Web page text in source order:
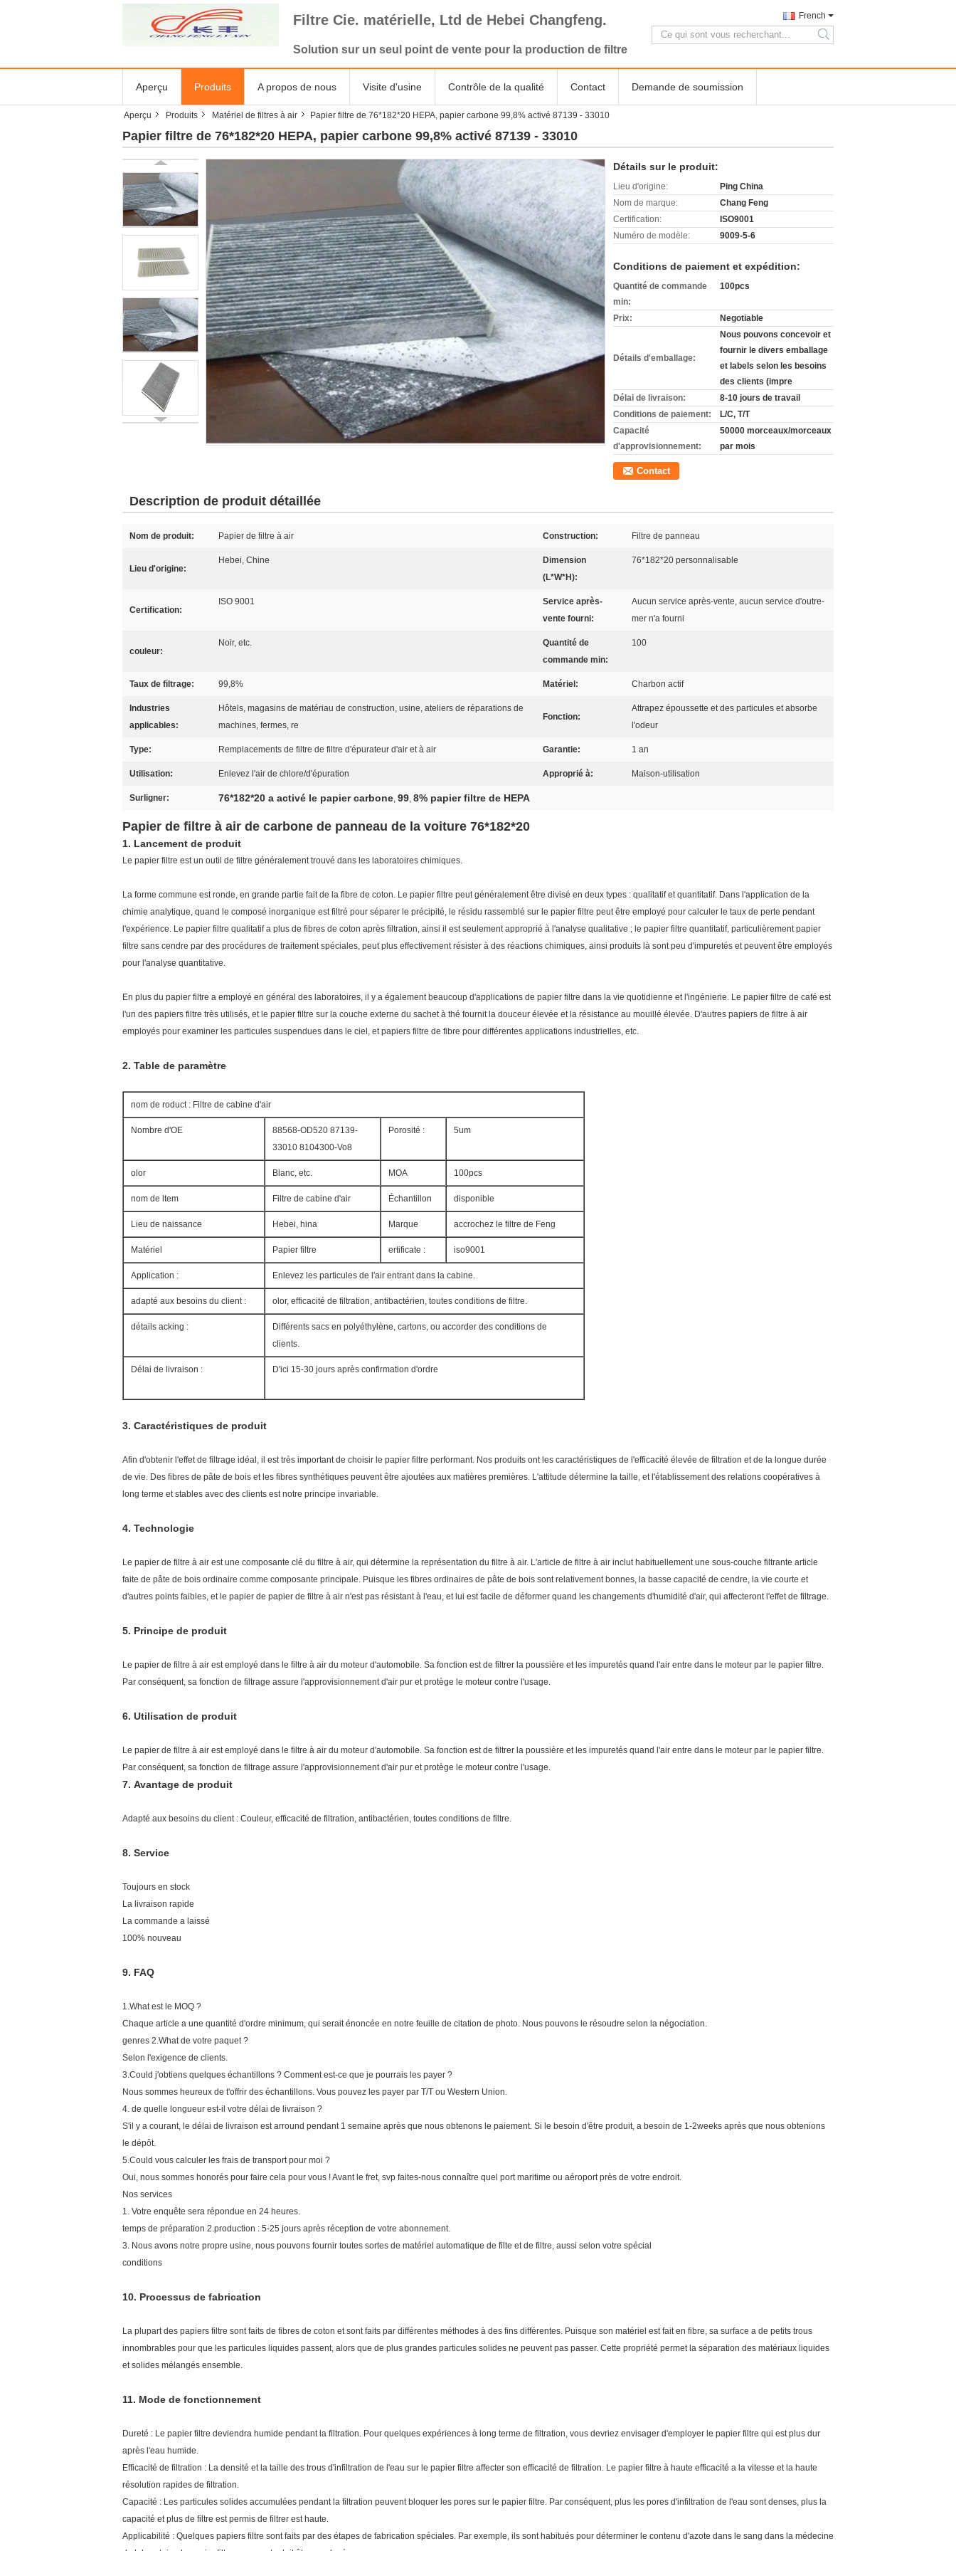
Filtre Cie. matérielle, Ltd de Hebei Changfeng.
Solution sur un seul point de vente pour la production de filtre
French
search
Aperçu Produits A propos de nous Visite d'usine Contrôle de la qualité Contact Demande de soumission
Aperçu Produits Matériel de filtres à air Papier filtre de 76*182*20 HEPA, papier carbone 99,8% activé 87139 - 33010
Papier filtre de 76*182*20 HEPA, papier carbone 99,8% activé 87139 - 33010
Détails sur le produit:
Lieu d'origine:
Ping China
Nom de marque:
Chang Feng
Certification:
ISO9001
Numéro de modèle:
9009-5-6
Conditions de paiement et expédition:
Quantité de commande
min:
100pcs
Prix: Negotiable
Détails d'emballage:
Nous pouvons concevoir et
fournir le divers emballage
et labels selon les besoins
des clients (impre
Délai de livraison:
8-10 jours de travail
Conditions de paiement:
L/C, T/T
Capacité
d'approvisionnement:
50000 morceaux/morceaux
par mois
Contact
Description de produit détaillée
Nom de produit: Papier de filtre à air Construction: Filtre de panneau
Lieu d'origine:
Hebei, Chine
Dimension
(L*W*H):
76*182*20 personnalisable
Certification:
ISO 9001
Service après-
vente fourni:
Aucun service après-vente, aucun service d'outre-
mer n'a fourni
couleur:
Noir, etc.
Quantité de
commande min:
100
Taux de filtrage: 99,8% Matériel: Charbon actif
Industries
applicables:
Hôtels, magasins de matériau de construction, usine, ateliers de réparations de
machines, fermes, re
Fonction:
Attrapez époussette et des particules et absorbe
l'odeur
Type: Remplacements de filtre de filtre d'épurateur d'air et à air Garantie: 1 an
Utilisation: Enlevez l'air de chlore/d'épuration Approprié à: Maison-utilisation
Surligner: 76*182*20 a activé le papier carbone, 99, 8% papier filtre de HEPA
Papier de filtre à air de carbone de panneau de la voiture 76*182*20
1. Lancement de produit
Le papier filtre est un outil de filtre généralement trouvé dans les laboratoires chimiques.
La forme commune est ronde, en grande partie fait de la fibre de coton. Le papier filtre peut généralement être divisé en deux types : qualitatif et quantitatif. Dans l'application de la
chimie analytique, quand le composé inorganique est filtré pour séparer le précipité, le résidu rassemblé sur le papier filtre peut être employé pour calculer le taux de perte pendant
l'expérience. Le papier filtre qualitatif a plus de fibres de coton après filtration, ainsi il est seulement approprié à l'analyse qualitative ; le papier filtre quantitatif, particulièrement papier
filtre sans cendre par des procédures de traitement spéciales, peut plus effectivement résister à des réactions chimiques, ainsi produits là sont peu d'impuretés et peuvent être employés
pour l'analyse quantitative.
En plus du papier filtre a employé en général des laboratoires, il y a également beaucoup d'applications de papier filtre dans la vie quotidienne et l'ingénierie. Le papier filtre de café est
l'un des papiers filtre très utilisés, et le papier filtre sur la couche externe du sachet à thé fournit la douceur élevée et la résistance au mouillé élevée. D'autres papiers de filtre à air
employés pour examiner les particules suspendues dans le ciel, et papiers filtre de fibre pour différentes applications industrielles, etc.
2. Table de paramètre
nom de roduct : Filtre de cabine d'air
Nombre d'OE
88568-OD520 87139-
33010 8104300-Vo8
Porosité : 5um
olor Blanc, etc. MOA 100pcs
nom de ltem Filtre de cabine d'air Échantillon disponible
Lieu de naissance Hebei, hina Marque accrochez le filtre de Feng
Matériel Papier filtre ertificate : iso9001
Application : Enlevez les particules de l'air entrant dans la cabine.
adapté aux besoins du client : olor, efficacité de filtration, antibactérien, toutes conditions de filtre.
détails acking :
Différents sacs en polyéthylène, cartons, ou accorder des conditions de
clients.
Délai de livraison : D'ici 15-30 jours après confirmation d'ordre
3. Caractéristiques de produit
Afin d'obtenir l'effet de filtrage idéal, il est très important de choisir le papier filtre performant. Nos produits ont les caractéristiques de l'efficacité élevée de filtration et de la longue durée
de vie. Des fibres de pâte de bois et les fibres synthétiques peuvent être ajoutées aux matières premières. L'attitude détermine la taille, et l'établissement des relations coopératives à
long terme et stables avec des clients est notre principe invariable.
4. Technologie
Le papier de filtre à air est une composante clé du filtre à air, qui détermine la représentation du filtre à air. L'article de filtre à air inclut habituellement une sous-couche filtrante article
faite de pâte de bois ordinaire comme composante principale. Puisque les fibres ordinaires de pâte de bois sont relativement bonnes, la basse capacité de cendre, la vie courte et
d'autres points faibles, et le papier de papier de filtre à air n'est pas résistant à l'eau, et lui est facile de déformer quand les changements d'humidité d'air, qui affecteront l'effet de filtrage.
5. Principe de produit
Le papier de filtre à air est employé dans le filtre à air du moteur d'automobile. Sa fonction est de filtrer la poussière et les impuretés quand l'air entre dans le moteur par le papier filtre.
Par conséquent, sa fonction de filtrage assure l'approvisionnement d'air pur et protège le moteur contre l'usage.
6. Utilisation de produit
Le papier de filtre à air est employé dans le filtre à air du moteur d'automobile. Sa fonction est de filtrer la poussière et les impuretés quand l'air entre dans le moteur par le papier filtre.
Par conséquent, sa fonction de filtrage assure l'approvisionnement d'air pur et protège le moteur contre l'usage.
7. Avantage de produit
Adapté aux besoins du client : Couleur, efficacité de filtration, antibactérien, toutes conditions de filtre.
8. Service
Toujours en stock
La livraison rapide
La commande a laissé
100% nouveau
9. FAQ
1.What est le MOQ ?
Chaque article a une quantité d'ordre minimum, qui serait énoncée en notre feuille de citation de photo. Nous pouvons le résoudre selon la négociation.
genres 2.What de votre paquet ?
Selon l'exigence de clients.
3.Could j'obtiens quelques échantillons ? Comment est-ce que je pourrais les payer ?
Nous sommes heureux de t'offrir des échantillons. Vous pouvez les payer par T/T ou Western Union.
4. de quelle longueur est-il votre délai de livraison ?
S'il y a courant, le délai de livraison est arround pendant 1 semaine après que nous obtenons le paiement. Si le besoin d'être produit, a besoin de 1-2weeks après que nous obtenions
le dépôt.
5.Could vous calculer les frais de transport pour moi ?
Oui, nous sommes honorés pour faire cela pour vous ! Avant le fret, svp faites-nous connaître quel port maritime ou aéroport près de votre endroit.
Nos services
1. Votre enquête sera répondue en 24 heures.
temps de préparation 2.production : 5-25 jours après réception de votre abonnement.
3. Nous avons notre propre usine, nous pouvons fournir toutes sortes de matériel automatique de filte et de filtre, aussi selon votre spécial
conditions
10. Processus de fabrication
La plupart des papiers filtre sont faits de fibres de coton et sont faits par différentes méthodes à des fins différentes. Puisque son matériel est fait en fibre, sa surface a de petits trous
innombrables pour que les particules liquides passent, alors que de plus grandes particules solides ne peuvent pas passer. Cette propriété permet la séparation des matériaux liquides
et solides mélangés ensemble.
11. Mode de fonctionnement
Dureté : Le papier filtre deviendra humide pendant la filtration. Pour quelques expériences à long terme de filtration, vous devriez envisager d'employer le papier filtre qui est plus dur
après l'eau humide.
Efficacité de filtration : La densité et la taille des trous d'infiltration de l'eau sur le papier filtre affecter son efficacité de filtration. Le papier filtre à haute efficacité a la vitesse et la haute
résolution rapides de filtration.
Capacité : Les particules solides accumulées pendant la filtration peuvent bloquer les pores sur le papier filtre. Par conséquent, plus les pores d'infiltration de l'eau sont denses, plus la
capacité et plus de filtre est permis de filtrer est haute.
Applicabilité : Quelques papiers filtre sont faits par des étapes de fabrication spéciales. Par exemple, ils sont habitués pour déterminer le contenu d'azote dans le sang dans la médecine